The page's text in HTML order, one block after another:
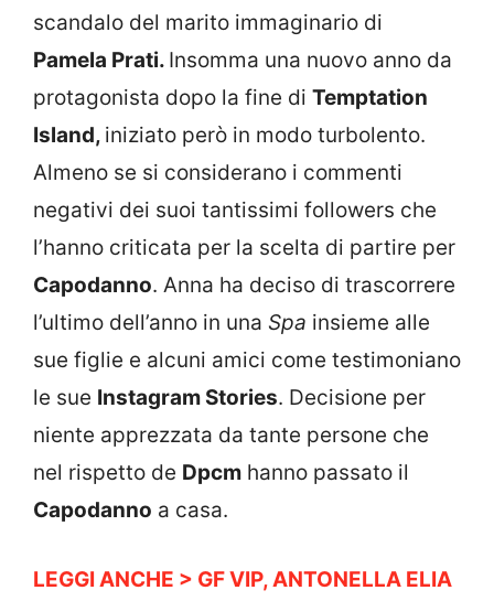
scandalo del marito immaginario di
Pamela Prati. Insomma una nuovo anno da
protagonista dopo la fine di Temptation
Island, iniziato però in modo turbolento.
Almeno se si considerano i commenti
negativi dei suoi tantissimi followers che
l’hanno criticata per la scelta di partire per
Capodanno. Anna ha deciso di trascorrere
l’ultimo dell’anno in una Spa insieme alle
sue figlie e alcuni amici come testimoniano
le sue Instagram Stories. Decisione per
niente apprezzata da tante persone che
nel rispetto de Dpcm hanno passato il
Capodanno a casa.
LEGGI ANCHE > GF VIP, ANTONELLA ELIA